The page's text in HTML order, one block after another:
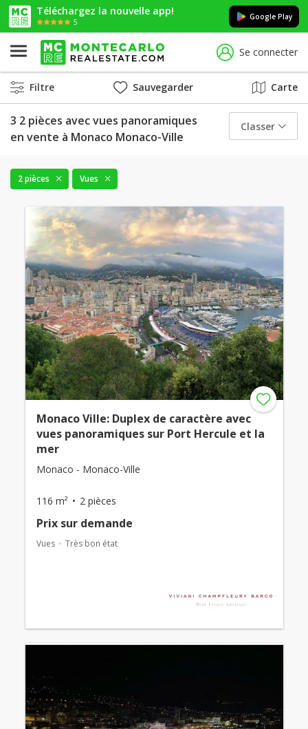
Téléchargez la nouvelle app!
5
Google Play
Se connecter
Filtre Sauvegarder Carte
3 2 pièces avec vues panoramiques
en vente à Monaco Monaco-Ville
Classer
2 pièces Vues
Monaco Ville: Duplex de caractère avec
vues panoramiques sur Port Hercule et la
mer
Monaco - Monaco-Ville
116 m² 2 pièces
Prix ​​sur demande
Vues Très bon état